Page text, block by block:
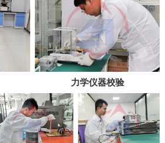
力学仪器校验